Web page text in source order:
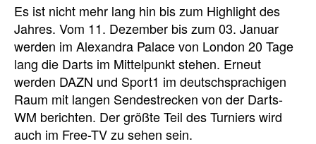
Es ist nicht mehr lang hin bis zum Highlight des
Jahres. Vom 11. Dezember bis zum 03. Januar
werden im Alexandra Palace von London 20 Tage
lang die Darts im Mittelpunkt stehen. Erneut
werden DAZN und Sport1 im deutschsprachigen
Raum mit langen Sendestrecken von der Darts-
WM berichten. Der größte Teil des Turniers wird
auch im Free-TV zu sehen sein.